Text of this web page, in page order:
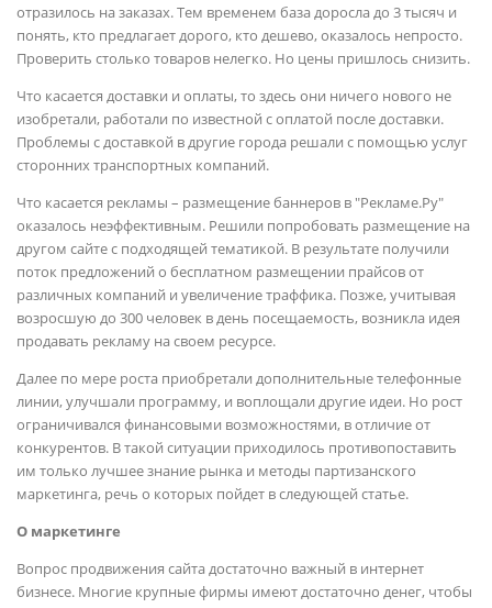
отразилось на заказах. Тем временем база доросла до 3 тысяч и
понять, кто предлагает дорого, кто дешево, оказалось непросто.
Проверить столько товаров нелегко. Но цены пришлось снизить.
Что касается доставки и оплаты, то здесь они ничего нового не
изобретали, работали по известной с оплатой после доставки.
Проблемы с доставкой в другие города решали с помощью услуг
сторонних транспортных компаний.
Что касается рекламы – размещение баннеров в "Рекламе.Ру"
оказалось неэффективным. Решили попробовать размещение на
другом сайте с подходящей тематикой. В результате получили
поток предложений о бесплатном размещении прайсов от
различных компаний и увеличение траффика. Позже, учитывая
возросшую до 300 человек в день посещаемость, возникла идея
продавать рекламу на своем ресурсе.
Далее по мере роста приобретали дополнительные телефонные
линии, улучшали программу, и воплощали другие идеи. Но рост
ограничивался финансовыми возможностями, в отличие от
конкурентов. В такой ситуации приходилось противопоставить
им только лучшее знание рынка и методы партизанского
маркетинга, речь о которых пойдет в следующей статье.
О маркетинге
Вопрос продвижения сайта достаточно важный в интернет
бизнесе. Многие крупные фирмы имеют достаточно денег, чтобы